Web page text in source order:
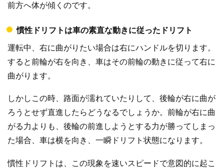
前方へ体が傾くのです。
慣性ドリフトは車の素直な動きに従ったドリフト
運転中、右に曲がりたい場合は右にハンドルを切ります。
すると前輪が右を向き、車はその前輪の動きに従って右に
曲がります。
しかしこの時、路面が濡れていたりして、後輪が右に曲が
ろうとせず直進したらどうなるでしょうか。前輪が右に曲
がる力よりも、後輪の前進しようとする力が勝ってしまっ
た場合、車は横を向き、一瞬ドリフト状態になります。
慣性ドリフトは、この現象を速いスピードで意図的に起こ